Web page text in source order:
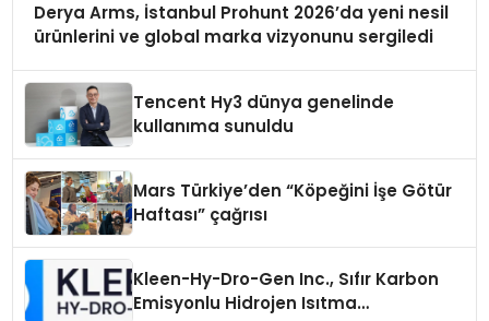
Derya Arms, İstanbul Prohunt 2026’da yeni nesil
ürünlerini ve global marka vizyonunu sergiledi
Tencent Hy3 dünya genelinde
kullanıma sunuldu
Mars Türkiye’den “Köpeğini İşe Götür
Haftası” çağrısı
Kleen-Hy-Dro-Gen Inc., Sıfır Karbon
Emisyonlu Hidrojen Isıtma